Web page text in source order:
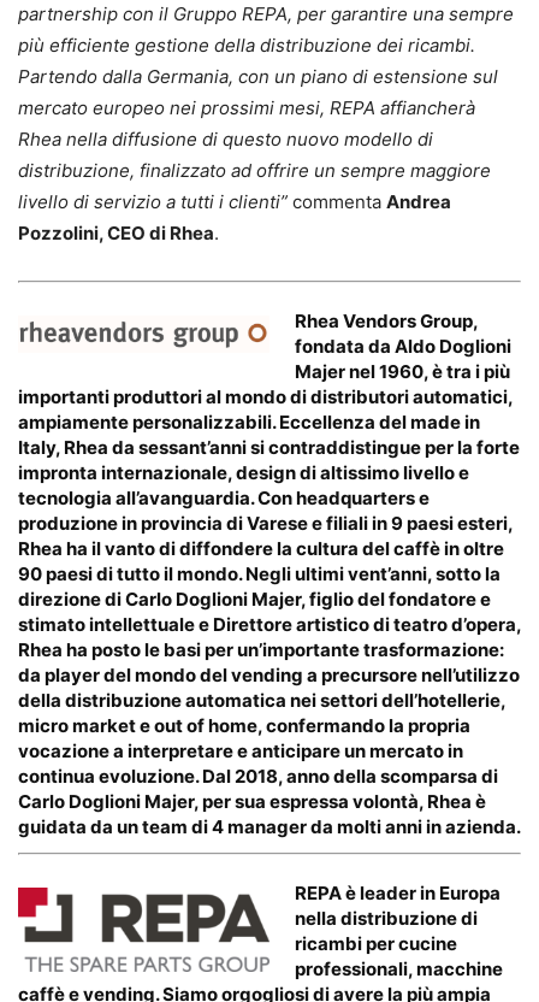
partnership con il Gruppo REPA, per garantire una sempre
più efficiente gestione della distribuzione dei ricambi.
Partendo dalla Germania, con un piano di estensione sul
mercato europeo nei prossimi mesi, REPA affiancherà
Rhea nella diffusione di questo nuovo modello di
distribuzione, finalizzato ad offrire un sempre maggiore
livello di servizio a tutti i clienti” commenta Andrea
Pozzolini, CEO di Rhea.
Rhea Vendors Group,
fondata da Aldo Doglioni
Majer nel 1960, è tra i più
importanti produttori al mondo di distributori automatici,
ampiamente personalizzabili. Eccellenza del made in
Italy, Rhea da sessant’anni si contraddistingue per la forte
impronta internazionale, design di altissimo livello e
tecnologia all’avanguardia. Con headquarters e
produzione in provincia di Varese e filiali in 9 paesi esteri,
Rhea ha il vanto di diffondere la cultura del caffè in oltre
90 paesi di tutto il mondo. Negli ultimi vent’anni, sotto la
direzione di Carlo Doglioni Majer, figlio del fondatore e
stimato intellettuale e Direttore artistico di teatro d’opera,
Rhea ha posto le basi per un’importante trasformazione:
da player del mondo del vending a precursore nell’utilizzo
della distribuzione automatica nei settori dell’hotellerie,
micro market e out of home, confermando la propria
vocazione a interpretare e anticipare un mercato in
continua evoluzione. Dal 2018, anno della scomparsa di
Carlo Doglioni Majer, per sua espressa volontà, Rhea è
guidata da un team di 4 manager da molti anni in azienda.
REPAè leader in Europa
nella distribuzione di
ricambi per cucine
professionali, macchine
caffè e vending. Siamo orgogliosi di avere la più ampia